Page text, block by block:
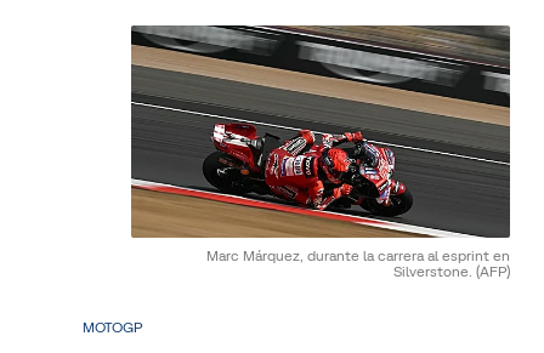
Marc Márquez, durante la carrera al esprint en
Silverstone. (AFP)
MOTOGP